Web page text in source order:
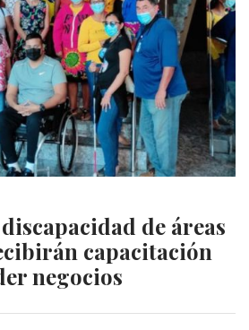
de áreas
capacitación
negocios